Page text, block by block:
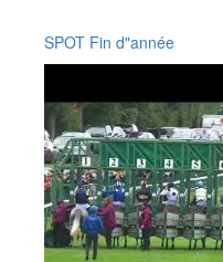
SPOT Fin d"année